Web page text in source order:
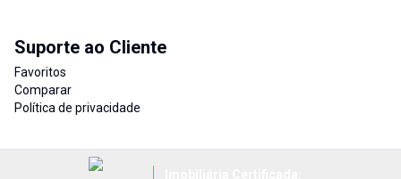
Suporte ao Cliente
Favoritos
Comparar
Política de privacidade